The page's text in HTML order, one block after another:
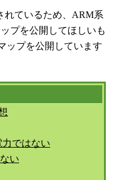
れているため、ARM系
プを公開してほしいも
ップを公開しています
ではない
い